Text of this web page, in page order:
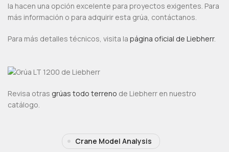
la hacen una opción excelente para proyectos exigentes. Para
más información o para adquirir esta grúa, contáctanos.
Para más detalles técnicos, visita la página oficial de Liebherr.
Revisa otras grúas todo terreno de Liebherr en nuestro
catálogo.
Crane Model Analysis